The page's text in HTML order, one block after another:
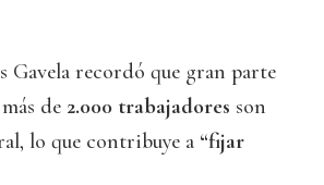
Gavela recordó que gran parte
de 2.000 trabajadores son
lo que contribuye a “fijar